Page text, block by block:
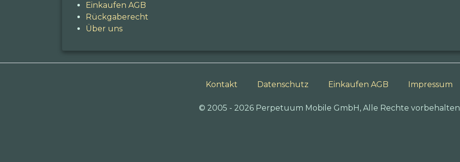
Einkaufen AGB
Rückgaberecht
Über uns
Kontakt Datenschutz Einkaufen AGB Impressum
© 2005 - 2026 Perpetuum Mobile GmbH, Alle Rechte vorbehalten